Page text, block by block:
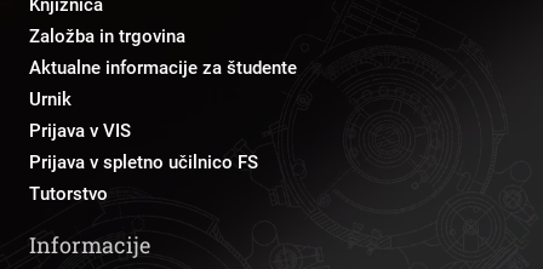
Knjižnica
Založba in trgovina
Aktualne informacije za študente
Urnik
Prijava v VIS
Prijava v spletno učilnico FS
Tutorstvo
Informacije